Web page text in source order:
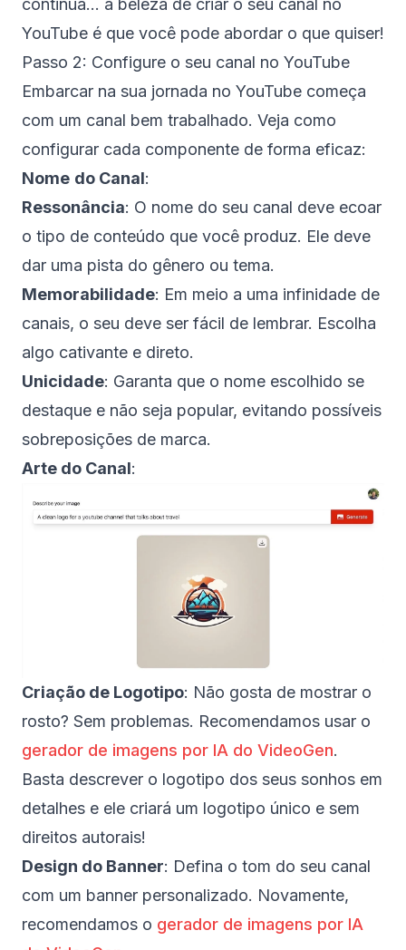
continua… a beleza de criar o seu canal no
YouTube é que você pode abordar o que quiser!
Passo 2: Configure o seu canal no YouTube
Embarcar na sua jornada no YouTube começa
com um canal bem trabalhado. Veja como
configurar cada componente de forma eficaz:
Nome do Canal:
Ressonância: O nome do seu canal deve ecoar
o tipo de conteúdo que você produz. Ele deve
dar uma pista do gênero ou tema.
Memorabilidade: Em meio a uma infinidade de
canais, o seu deve ser fácil de lembrar. Escolha
algo cativante e direto.
Unicidade: Garanta que o nome escolhido se
destaque e não seja popular, evitando possíveis
sobreposições de marca.
Arte do Canal:
Criação de Logotipo: Não gosta de mostrar o
rosto? Sem problemas. Recomendamos usar o
gerador de imagens por IA do VideoGen.
Basta descrever o logotipo dos seus sonhos em
detalhes e ele criará um logotipo único e sem
direitos autorais!
Design do Banner: Defina o tom do seu canal
com um banner personalizado. Novamente,
recomendamos o gerador de imagens por IA